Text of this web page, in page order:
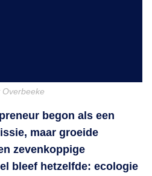
begon als een
maar groeide
zevenkoppige
bleef hetzelfde: ecologie